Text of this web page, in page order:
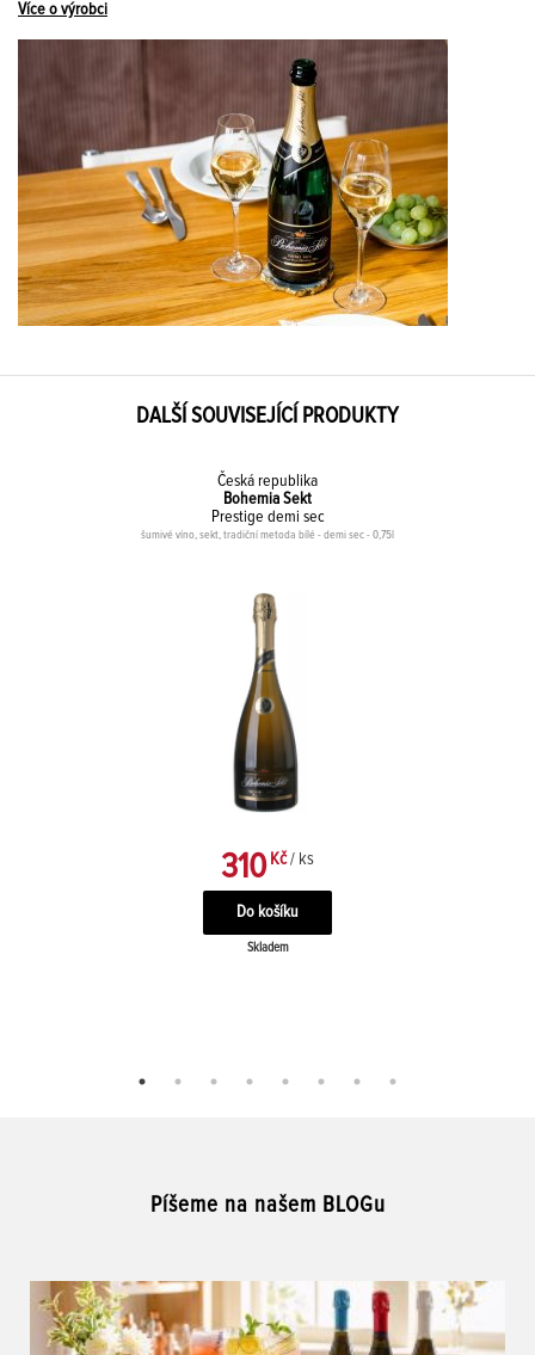
Více o výrobci
DALŠÍ SOUVISEJÍCÍ PRODUKTY
Česká republika
Bohemia Sekt
Prestige demi sec
šumivé víno, sekt, tradiční metoda bílé - demi sec - 0,75l
310Kč / ks
Skladem
Píšeme na našem BLOGu